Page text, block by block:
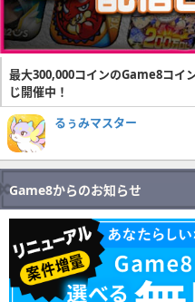
最大300,000コインのGame8コイ
じ開催中！
るぅみマスター
Game8からのお知らせ